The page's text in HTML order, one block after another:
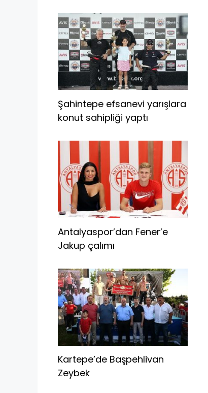
Şahintepe efsanevi yarışlara
konut sahipliği yaptı
Antalyaspor’dan Fener’e
Jakup çalımı
Kartepe’de Başpehlivan
Zeybek